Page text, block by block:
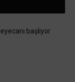
başlıyor